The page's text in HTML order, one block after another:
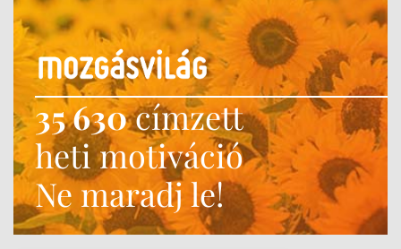
35 630címzett
heti motiváció
Ne maradj le!